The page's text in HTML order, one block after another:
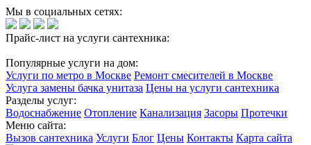
Мы в социальных сетях:
Прайс-лист на услуги сантехника:
Популярные услуги на дом:
Услуги по метро в Москве Ремонт смесителей в Москве
Услуга замены бачка унитаза Цены на услуги сантехника
Разделы услуг:
Водоснабжение Отопление Канализация Засоры Протечки
Меню сайта:
Вызов сантехника Услуги Блог Цены Контакты Карта сайта